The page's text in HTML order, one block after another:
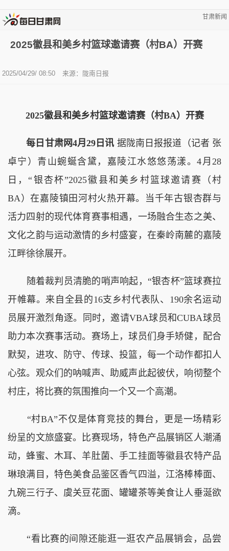
甘肃新闻
2025徽县和美乡村篮球邀请赛（村BA）开赛
2025/04/29/ 08:50 来源：陇南日报
2025徽县和美乡村篮球邀请赛（村BA）开赛
每日甘肃网4月29日讯 据陇南日报报道（记者 张
卓宁）青山蜿蜒含黛，嘉陵江水悠悠荡漾。4月28
日，“银杏杯”2025徽县和美乡村篮球邀请赛（村
BA）在嘉陵镇田河村火热开幕。当千年古银杏群与
活力四射的现代体育赛事相遇，一场融合生态之美、
文化之韵与运动激情的乡村盛宴，在秦岭南麓的嘉陵
江畔徐徐展开。
随着裁判员清脆的哨声响起，“银杏杯”篮球赛拉
开帷幕。来自全县的16支乡村代表队、190余名运动
员展开激烈角逐。同时，邀请VBA球员和CUBA球员
助力本次赛事活动。赛场上，球员们身手矫健，配合
默契，进攻、防守、传球、投篮，每一个动作都扣人
心弦。观众们的呐喊声、助威声此起彼伏，响彻整个
村庄，将比赛的氛围推向一个又一个高潮。
“村BA”不仅是体育竞技的舞台，更是一场精彩
纷呈的文旅盛宴。比赛现场，特色产品展销区人潮涌
动，蜂蜜、木耳、羊肚菌、手工挂面等徽县农特产品
琳琅满目，特色美食品鉴区香气四溢，江洛棒棒面、
九碗三行子、虞关豆花面、罐罐茶等美食让人垂涎欲
滴。
“看比赛的间隙还能逛一逛农产品展销会，品尝